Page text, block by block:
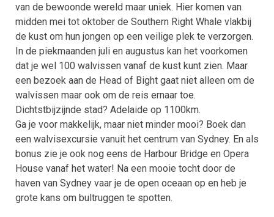
van de bewoonde wereld maar uniek. Hier komen van
midden mei tot oktober de Southern Right Whale vlakbij
de kust om hun jongen op een veilige plek te verzorgen.
In de piekmaanden juli en augustus kan het voorkomen
dat je wel 100 walvissen vanaf de kust kunt zien. Maar
een bezoek aan de Head of Bight gaat niet alleen om de
walvissen maar ook om de reis ernaar toe.
Dichtstbijzijnde stad? Adelaide op 1100km.
Ga je voor makkelijk, maar niet minder mooi? Boek dan
een walvisexcursie vanuit het centrum van Sydney. En als
bonus zie je ook nog eens de Harbour Bridge en Opera
House vanaf het water! Na een mooie tocht door de
haven van Sydney vaar je de open oceaan op en heb je
grote kans om bultruggen te spotten.